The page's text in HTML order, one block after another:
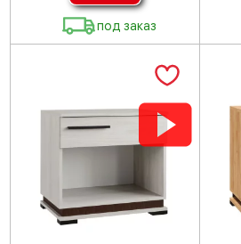
под заказ